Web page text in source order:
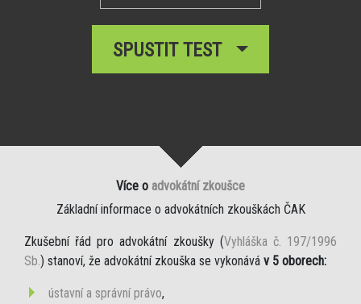
SPUSTIT TEST
Více o advokátní zkoušce
Základní informace o advokátních zkouškách ČAK
Zkušební řád pro advokátní zkoušky (Vyhláška č. 197/1996
Sb.) stanoví, že advokátní zkouška se vykonává v 5 oborech:
ústavní a správní právo,